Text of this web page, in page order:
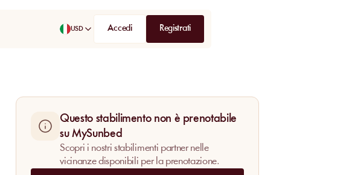
USD Accedi
Registrati
Questo stabilimento non è prenotabile
su MySunbed
Scopri i nostri stabilimenti partner nelle
vicinanze disponibili per la prenotazione.